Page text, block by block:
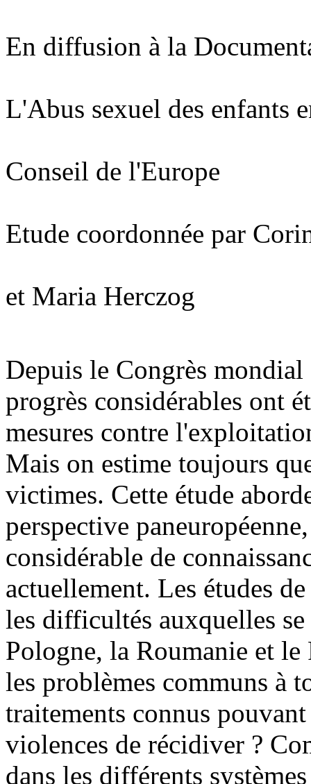
En diffusion à la
L'Abus sexuel des enfants
Conseil de l'Europe
Etude coordonnée par
et Maria Herczog
Depuis le Congrès
progrès considérables ont
mesures contre
Mais on estime toujours
victimes. Cette étude
perspective
considérable de
actuellement. Les études
les difficultés auxquelles
Pologne, la Roumanie et
les problèmes communs à
traitements connus
violences de récidiver ?
dans les différents